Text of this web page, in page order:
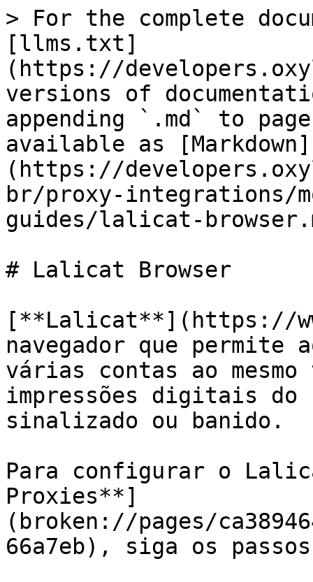
> For the complete
[llms.txt]
(https://
versions of
appending `.md` to
available as [Markdown]
(https://
br/proxy-integrations/
guides/lalicat-
# Lalicat Browser
[**Lalicat**](https://
navegador que permite
várias contas ao
impressões digitais do
sinalizado ou banido.
Para configurar o
Proxies**]
(broken://pages/
66a7eb), siga os